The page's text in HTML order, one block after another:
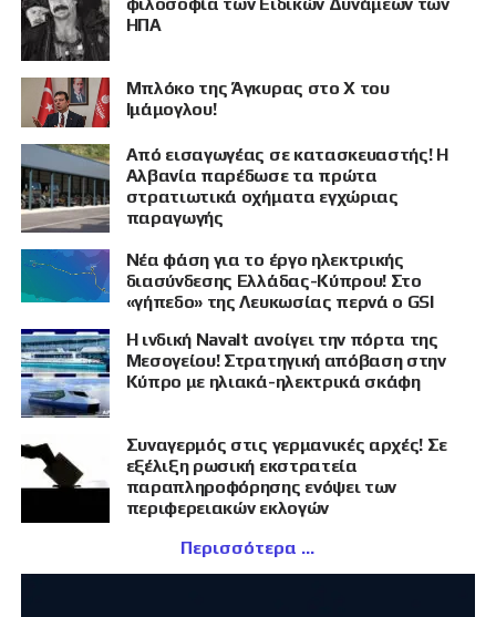
ΗΠΑ
Μπλόκο της Άγκυρας στο X του
Ιμάμογλου!
Από εισαγωγέας σε κατασκευαστής! Η
Αλβανία παρέδωσε τα πρώτα
στρατιωτικά οχήματα εγχώριας
παραγωγής
Νέα φάση για το έργο ηλεκτρικής
διασύνδεσης Ελλάδας-Κύπρου! Στο
«γήπεδο» της Λευκωσίας περνά ο GSI
Η ινδική Navalt ανοίγει την πόρτα της
Μεσογείου! Στρατηγική απόβαση στην
Κύπρο με ηλιακά-ηλεκτρικά σκάφη
Συναγερμός στις γερμανικές αρχές! Σε
εξέλιξη ρωσική εκστρατεία
παραπληροφόρησης ενόψει των
περιφερειακών εκλογών
Περισσότερα